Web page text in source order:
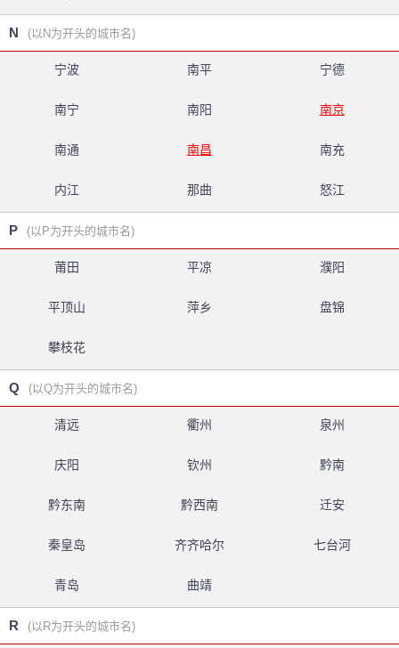
N (以N为开头的城市名)
宁波 南平 宁德
南宁 南阳 南京
南通 南昌 南充
内江 那曲 怒江
P (以P为开头的城市名)
莆田 平凉 濮阳
平顶山 萍乡 盘锦
攀枝花
Q (以Q为开头的城市名)
清远 衢州 泉州
庆阳 钦州 黔南
黔东南 黔西南 迁安
秦皇岛 齐齐哈尔 七台河
青岛 曲靖
R (以R为开头的城市名)